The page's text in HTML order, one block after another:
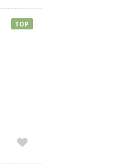
TOP